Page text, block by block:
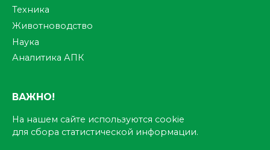
Техника
Животноводство
Наука
Аналитика АПК
ВАЖНО!
На нашем сайте используются cookie
для сбора статистической информации.